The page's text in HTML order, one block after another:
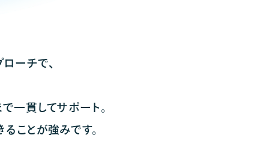
ーチで、
一貫してサポート。
ことが強みです。